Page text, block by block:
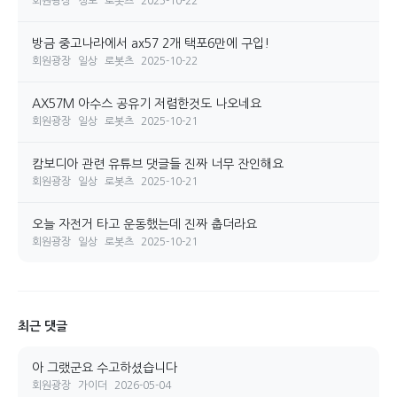
방금 중고나라에서 ax57 2개 택포6만에 구입!
회원광장 일상 로봇츠 2025-10-22
AX57M 아수스 공유기 저렴한것도 나오네요
회원광장 일상 로봇츠 2025-10-21
캄보디아 관련 유튜브 댓글들 진짜 너무 잔인해요
회원광장 일상 로봇츠 2025-10-21
오늘 자전거 타고 운동했는데 진짜 춥더라요
회원광장 일상 로봇츠 2025-10-21
최근 댓글
아 그랬군요 수고하셨습니다
회원광장 가이더 2026-05-04